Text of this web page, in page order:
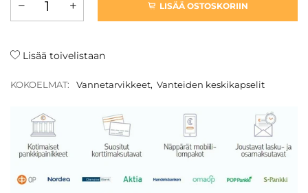
LISÄÄ OSTOSKORIIN
Lisää toivelistaan
KOKOELMAT: Vannetarvikkeet, Vanteiden keskikapselit